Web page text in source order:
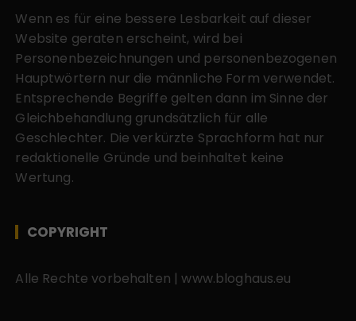
Wenn es für eine bessere Lesbarkeit auf dieser
Website geraten erscheint, wird bei
Personenbezeichnungen und personenbezogenen
Hauptwörtern nur die männliche Form verwendet.
Entsprechende Begriffe gelten dann im Sinne der
Gleichbehandlung grundsätzlich für alle
Geschlechter. Die verkürzte Sprachform hat nur
redaktionelle Gründe und beinhaltet keine
Wertung.
COPYRIGHT
Alle Rechte vorbehalten | www.bloghaus.eu